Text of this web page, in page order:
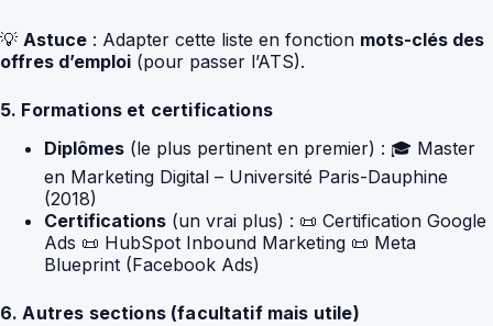
💡 Astuce : Adapter cette liste en fonction mots-clés des
offres d’emploi (pour passer l’ATS).
5. Formations et certifications
Diplômes (le plus pertinent en premier) : 🎓 Master
en Marketing Digital – Université Paris-Dauphine
(2018)
Certifications (un vrai plus) : 📜 Certification Google
Ads 📜 HubSpot Inbound Marketing 📜 Meta
Blueprint (Facebook Ads)
6. Autres sections (facultatif mais utile)